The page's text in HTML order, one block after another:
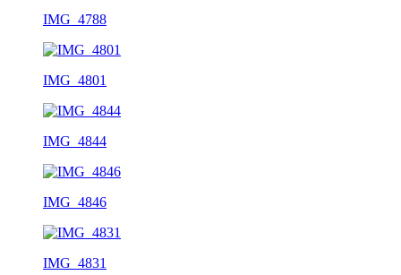
IMG_4788
IMG_4801
IMG_4844
IMG_4846
IMG_4831